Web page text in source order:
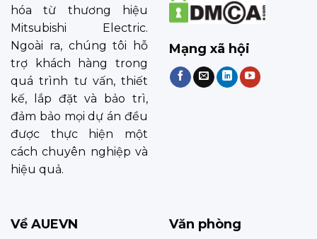
hóa từ thương hiệu
Mitsubishi Electric.
Ngoài ra, chúng tôi hỗ
trợ khách hàng trong
quá trình tư vấn, thiết
kế, lắp đặt và bảo trì,
đảm bảo mọi dự án đều
được thực hiện một
cách chuyên nghiệp và
hiệu quả.
Mạng xã hội
Về AUEVN Văn phòng